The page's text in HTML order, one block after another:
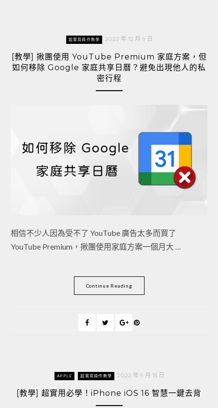
超實用操作教學 2022 年 12 月 9 日
[教學] 揪團使用 YouTube Premium 家庭方案，但
如何移除 Google 家庭共享日曆？避免出現他人的私
密行程
相信不少人因為受不了 YouTube 廣告太多而買了
YouTube Premium，揪團使用家庭方案一個月大 …
Continue Reading
APPLE 超實用操作教學 2022 年 9 月 15 日
[教學] 超實用必學！iPhone iOS 16 智慧一鍵去背